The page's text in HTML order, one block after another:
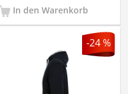
In den Warenkorb
-24 %